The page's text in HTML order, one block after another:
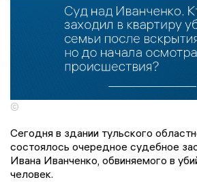
©
Сегодня в здании тульского
состоялось очередное судебное
Ивана Иванченко, обвиняемого в
человек.